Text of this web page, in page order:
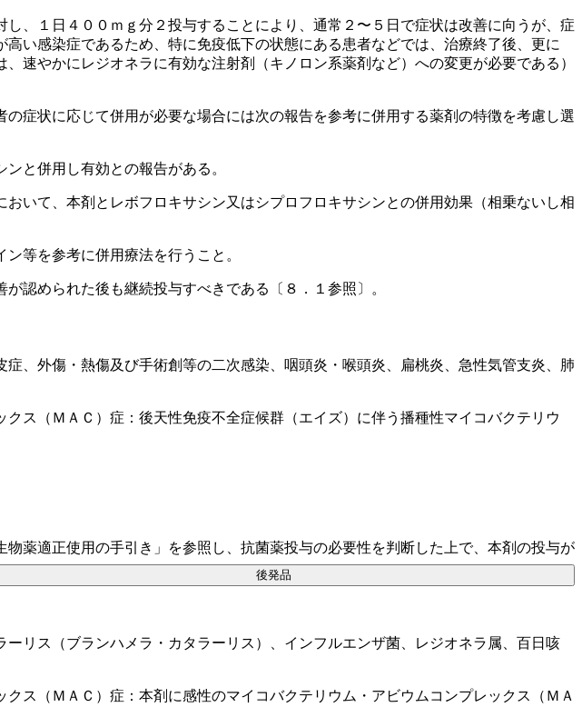
、１日４００ｍｇ分２投与することにより、通常２〜５日で症状は改善に向うが、症
い感染症であるため、特に免疫低下の状態にある患者などでは、治療終了後、更に
速やかにレジオネラに有効な注射剤（キノロン系薬剤など）への変更が必要である）
症状に応じて併用が必要な場合には次の報告を参考に併用する薬剤の特徴を考慮し選
と併用し有効との報告がある。
て、本剤とレボフロキサシン又はシプロフロキサシンとの併用効果（相乗ないし相
等を参考に併用療法を行うこと。
認められた後も継続投与すべきである〔８．１参照〕。
、外傷・熱傷及び手術創等の二次感染、咽頭炎・喉頭炎、扁桃炎、急性気管支炎、肺
ス（ＭＡＣ）症：後天性免疫不全症候群（エイズ）に伴う播種性マイコバクテリウ
薬適正使用の手引き」を参照し、抗菌薬投与の必要性を判断した上で、本剤の投与が
リス（ブランハメラ・カタラーリス）、インフルエンザ菌、レジオネラ属、百日咳
ス（ＭＡＣ）症：本剤に感性のマイコバクテリウム・アビウムコンプレックス（ＭＡ
後発品